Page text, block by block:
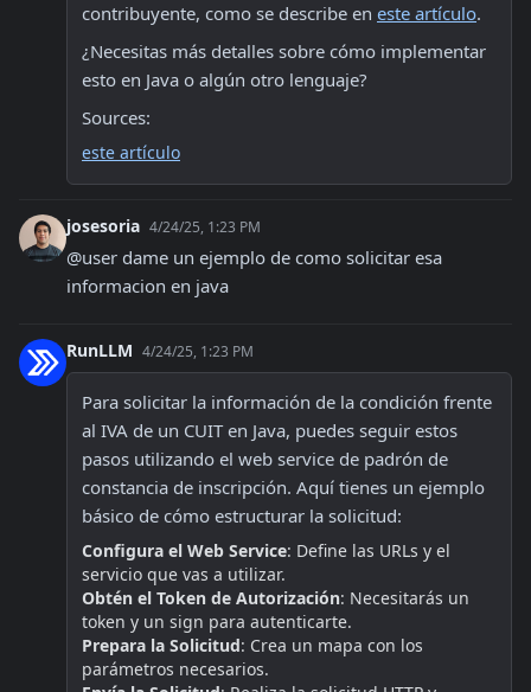
contribuyente, como se describe en este artículo.
¿Necesitas más detalles sobre cómo implementar
esto en Java o algún otro lenguaje?
Sources:
este artículo
josesoria 4/24/25, 1:23 PM
@user dame un ejemplo de como solicitar esa
informacion en java
RunLLM 4/24/25, 1:23 PM
Para solicitar la información de la condición frente
al IVA de un CUIT en Java, puedes seguir estos
pasos utilizando el web service de padrón de
constancia de inscripción. Aquí tienes un ejemplo
básico de cómo estructurar la solicitud:
Configura el Web Service: Define las URLs y el
servicio que vas a utilizar.
Obtén el Token de Autorización: Necesitarás un
token y un sign para autenticarte.
Prepara la Solicitud: Crea un mapa con los
parámetros necesarios.